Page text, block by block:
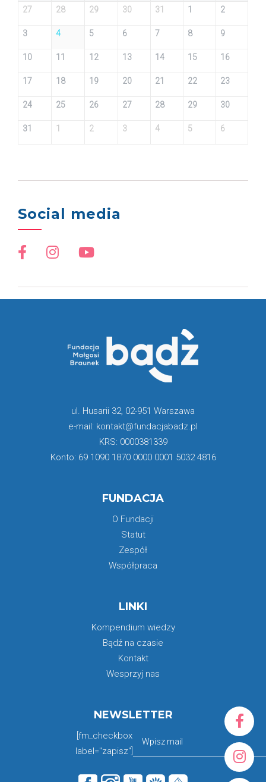
27 28 29 30 31 1 2
3 4 5 6 7 8 9
10 11 12 13 14 15 16
17 18 19 20 21 22 23
24 25 26 27 28 29 30
31 1 2 3 4 5 6
Social media
ul. Husarii 32, 02-951 Warszawa
e-mail: kontakt@fundacjabadz.pl
KRS: 0000381339
Konto: 69 1090 1870 0000 0001 5032 4816
FUNDACJA
O Fundacji
Statut
Zespół
Współpraca
LINKI
Kompendium wiedzy
Bądź na czasie
Kontakt
Wesprzyj nas
NEWSLETTER
[fm_checkbox
label="zapisz"]